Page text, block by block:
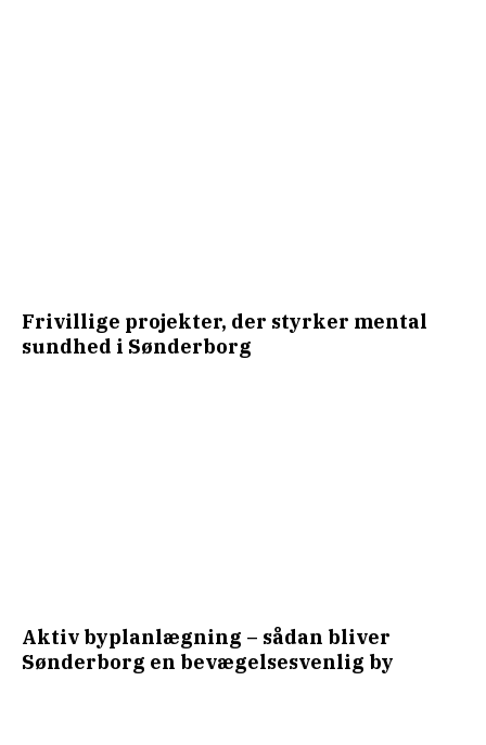
Frivillige projekter, der styrker mental
sundhed i Sønderborg
Aktiv byplanlægning – sådan bliver
Sønderborg en bevægelsesvenlig by